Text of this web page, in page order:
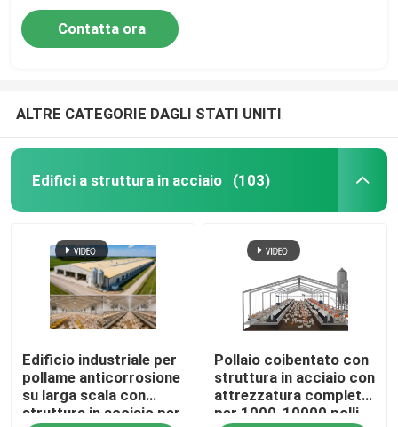
Contatta ora
ALTRE CATEGORIE DAGLI STATI UNITI
Edifici a struttura in acciaio (103)
Edificio industriale per
pollame anticorrosione
su larga scala con
struttura in acciaio per
Pollaio coibentato con
struttura in acciaio con
attrezzatura completa
per 1000-10000 polli